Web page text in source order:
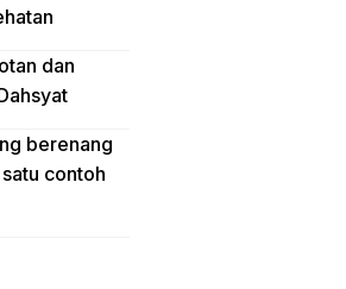
dan
berenang
contoh